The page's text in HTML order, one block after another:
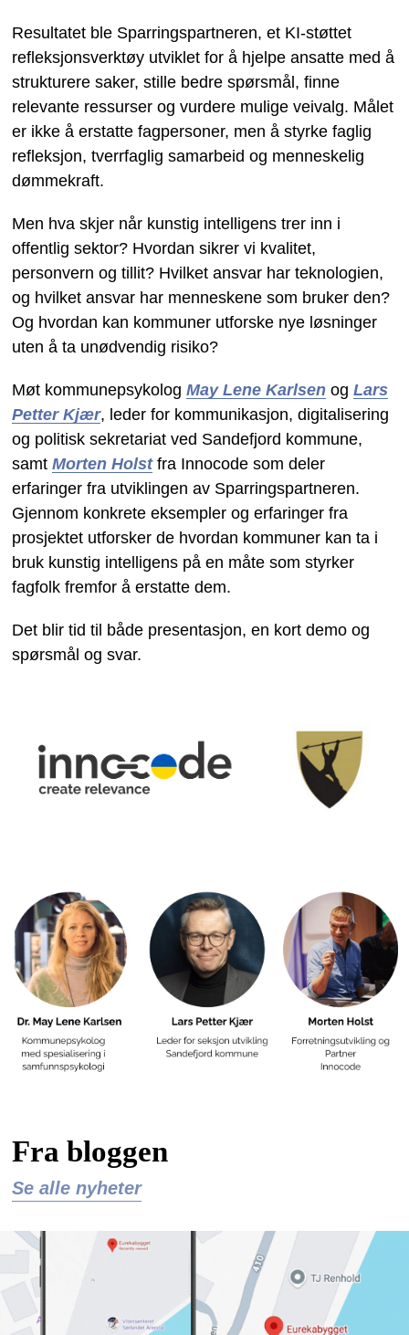
Resultatet ble Sparringspartneren, et KI-støttet
refleksjonsverktøy utviklet for å hjelpe ansatte med å
strukturere saker, stille bedre spørsmål, finne
relevante ressurser og vurdere mulige veivalg. Målet
er ikke å erstatte fagpersoner, men å styrke faglig
refleksjon, tverrfaglig samarbeid og menneskelig
dømmekraft.
Men hva skjer når kunstig intelligens trer inn i
offentlig sektor? Hvordan sikrer vi kvalitet,
personvern og tillit? Hvilket ansvar har teknologien,
og hvilket ansvar har menneskene som bruker den?
Og hvordan kan kommuner utforske nye løsninger
uten å ta unødvendig risiko?
Møt kommunepsykolog May Lene Karlsenog Lars
Petter Kjær, leder for kommunikasjon, digitalisering
og politisk sekretariat ved Sandefjord kommune,
samt Morten Holstfra Innocode som deler
erfaringer fra utviklingen av Sparringspartneren.
Gjennom konkrete eksempler og erfaringer fra
prosjektet utforsker de hvordan kommuner kan ta i
bruk kunstig intelligens på en måte som styrker
fagfolk fremfor å erstatte dem.
Det blir tid til både presentasjon, en kort demo og
spørsmål og svar.
Fra bloggen
Se alle nyheter